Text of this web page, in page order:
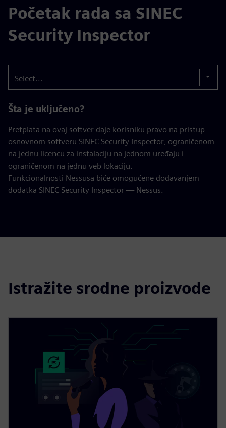
Početak rada sa SINEC
Security Inspector
Select...
Šta je uključeno?
Pretplata na ovaj softver daje korisniku pravo na pristup
osnovnom softveru SINEC Security Inspector, ograničenom
na jednu licencu za instalaciju na jednom uređaju i
ograničenom na jednu veb lokaciju.
Funkcionalnosti Nessusa biće omogućene dodavanjem
dodatka SINEC Security Inspector — Nessus.
Istražite srodne proizvode